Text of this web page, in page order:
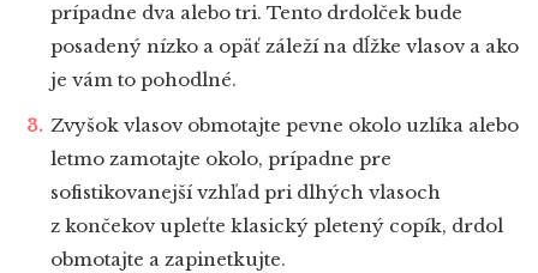
prípadne dva alebo tri. Tento drdolček bude
posadený nízko a opäť záleží na dĺžke vlasov a ako
je vám to pohodlné.
Zvyšok vlasov obmotajte pevne okolo uzlíka alebo
letmo zamotajte okolo, prípadne pre
sofistikovanejší vzhľad pri dlhých vlasoch
z končekov upleťte klasický pletený copík, drdol
obmotajte a zapinetkujte.